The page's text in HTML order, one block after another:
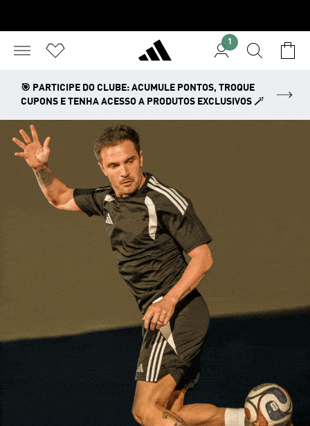
1
🎯 PARTICIPE DO CLUBE: ACUMULE PONTOS, TROQUE
CUPONS E TENHA ACESSO A PRODUTOS EXCLUSIVOS 🪄